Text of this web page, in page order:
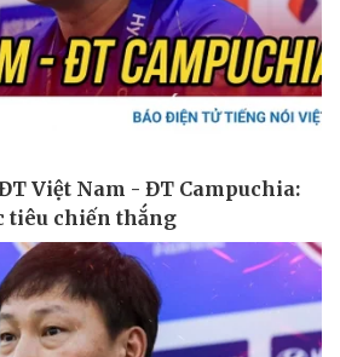
Ô tô - Xe máy
Xe máy
Tư vấn